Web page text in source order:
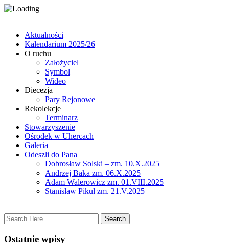
Aktualności
Kalendarium 2025/26
O ruchu
Założyciel
Symbol
Wideo
Diecezja
Pary Rejonowe
Rekolekcje
Terminarz
Stowarzyszenie
Ośrodek w Uhercach
Galeria
Odeszli do Pana
Dobrosław Solski – zm. 10.X.2025
Andrzej Baka zm. 06.X.2025
Adam Walerowicz zm. 01.VIII.2025
Stanisław Pikul zm. 21.V.2025
Ostatnie wpisy